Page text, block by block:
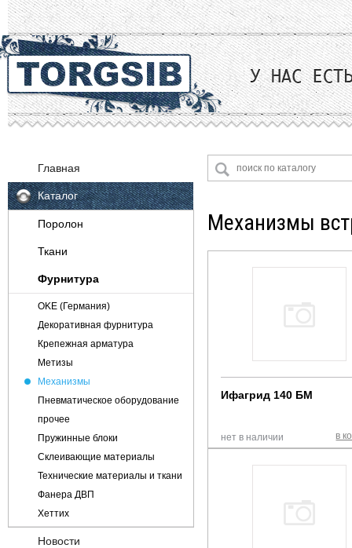
Главная
Каталог
Поролон
Ткани
Велюр
Фурнитура
OKE (Германия)
Декоративная фурнитура
Крепежная арматура
Метизы
Механизмы
Пневматическое оборудование
прочее
Пружинные блоки
Склеивающие материалы
Технические материалы и ткани
Фанера ДВП
Хеттих
Новости
Механизмы
Ифагрид 140 БМ
в
нет в наличии